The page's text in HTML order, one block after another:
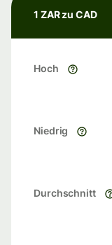
1 ZAR zu CAD
Hoch
Niedrig
Durchschnitt